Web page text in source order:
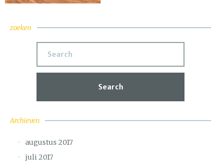
zoeken
Search
Archieven
augustus 2017
juli 2017